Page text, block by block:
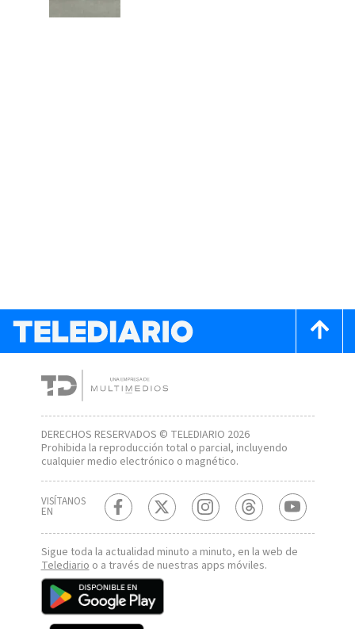
DERECHOS RESERVADOS © TELEDIARIO 2026
Prohibida la reproducción total o parcial, incluyendo
cualquier medio electrónico o magnético.
VISÍTANOS
EN
Sigue toda la actualidad minuto a minuto, en la web de
Telediario o a través de nuestras apps móviles.